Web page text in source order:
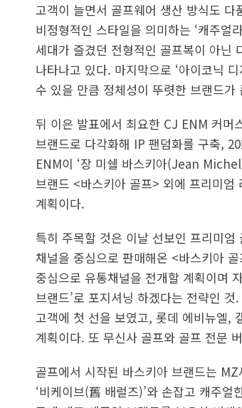
고객이 늘면서 골프웨어 생산 방식도
비정형적인 스타일을 의미하는 ‘캐주얼
세대가 즐겼던 전형적인 골프복이 아닌
나타나고 있다. 마지막으로 ‘아이코닉
수 있을 만큼 정체성이 뚜렷한 브랜드
뒤 이은 발표에서 최요한 CJ ENM 커머
브랜드로 다각화해 IP 팬덤화를 구축,
ENM이 ‘장 미쉘 바스키아(Jean
브랜드 <바스키아 골프> 외에 프리미
계획이다.
특히 주목할 것은 이날 선보인 프리미
채널을 중심으로 판매해온 <바스키아
중심으로 유통채널을 전개할 계획이며
브랜드’로 포지셔닝 하겠다는 전략인
고객에 첫 선을 보였고, 롯데 에비뉴엘,
계획이다. 또 무신사 골프와 골프 전문
골프에서 시작된 바스키아 브랜드는
‘비케이브(舊 배럴즈)’와 손잡고 캐주